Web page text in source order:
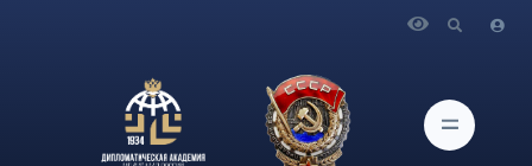
академии МИД России состоится выступление на
английском языке бывшего министра иностранных дел
Австрии Карен Кнайсль на тему «Текущие глобальные